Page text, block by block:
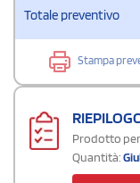
Totale preventivo
Stampa
Prodotto
Quantità: